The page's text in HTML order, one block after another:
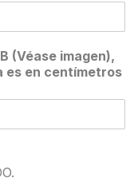
(Véase imagen),
es en centímetros